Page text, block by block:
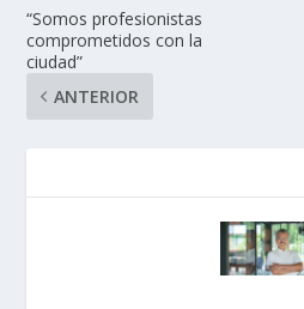
“Somos profesionistas
comprometidos con la
ciudad”
ANTERIOR